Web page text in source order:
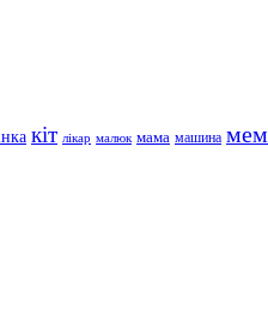
кіт лікар малюк мама машина мем